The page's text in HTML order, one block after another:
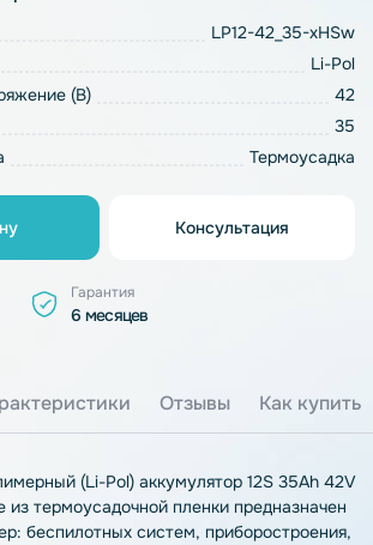
LP12-42_35-xHSw
Li-Pol
(В)
42
35
Термоусадка
Консультация
Гарантия
6 месяцев
Отзывы Как купить
(Li-Pol) аккумулятор 12S 35Ah 42V
из термоусадочной пленки предназначен
беспилотных систем, приборостроения,